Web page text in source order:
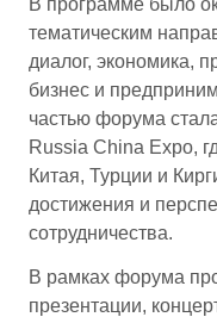
тематическим
диалог, экономика,
бизнес и
частью форума
Russia China Expo,
Китая, Турции и
достижения и
сотрудничества.
В рамках форума
презентации,